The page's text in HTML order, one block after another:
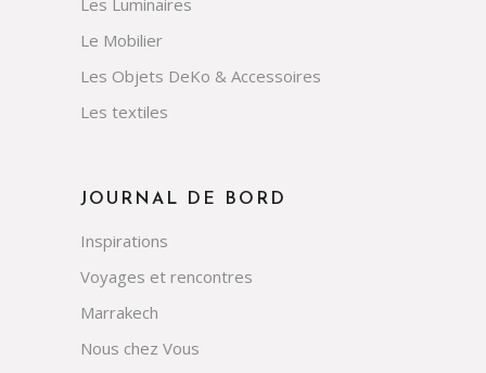
Le Mobilier
Les Objets DeKo & Accessoires
Les textiles
JOURNAL DE BORD
Inspirations
Voyages et rencontres
Marrakech
Nous chez Vous